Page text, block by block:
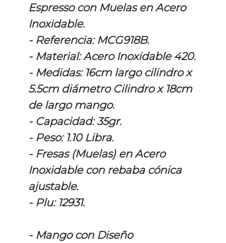
Espresso con Muelas en Acero
Inoxidable.
- Referencia: MCG918B.
- Material: Acero Inoxidable 420.
- Medidas: 16cm largo cilindro x
5.5cm diámetro Cilindro x 18cm
de largo mango.
- Capacidad: 35gr.
- Peso: 1.10 Libra.
- Fresas (Muelas) en Acero
Inoxidable con rebaba cónica
ajustable.
- Plu: 12931.
- Mango con Diseño